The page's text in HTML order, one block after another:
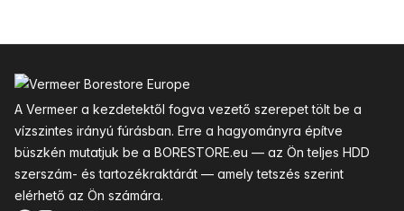
A Vermeer a kezdetektől fogva vezető szerepet tölt be a
vízszintes irányú fúrásban. Erre a hagyományra építve
büszkén mutatjuk be a BORESTORE.eu — az Ön teljes HDD
szerszám- és tartozékraktárát — amely tetszés szerint
elérhető az Ön számára.